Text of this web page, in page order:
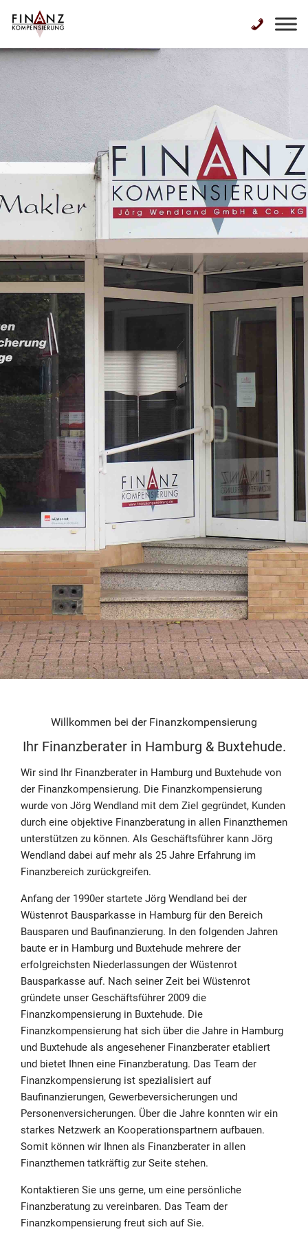
Willkommen bei der Finanzkompensierung
Ihr Finanzberater in Hamburg & Buxtehude.
Wir sind Ihr Finanzberater in Hamburg und Buxtehude von
der Finanzkompensierung. Die Finanzkompensierung
wurde von Jörg Wendland mit dem Ziel gegründet, Kunden
durch eine objektive Finanzberatung in allen Finanzthemen
unterstützen zu können. Als Geschäftsführer kann Jörg
Wendland dabei auf mehr als 25 Jahre Erfahrung im
Finanzbereich zurückgreifen.
Anfang der 1990er startete Jörg Wendland bei der
Wüstenrot Bausparkasse in Hamburg für den Bereich
Bausparen und Baufinanzierung. In den folgenden Jahren
baute er in Hamburg und Buxtehude mehrere der
erfolgreichsten Niederlassungen der Wüstenrot
Bausparkasse auf. Nach seiner Zeit bei Wüstenrot
gründete unser Geschäftsführer 2009 die
Finanzkompensierung in Buxtehude. Die
Finanzkompensierung hat sich über die Jahre in Hamburg
und Buxtehude als angesehener Finanzberater etabliert
und bietet Ihnen eine Finanzberatung. Das Team der
Finanzkompensierung ist spezialisiert auf
Baufinanzierungen, Gewerbeversicherungen und
Personenversicherungen. Über die Jahre konnten wir ein
starkes Netzwerk an Kooperationspartnern aufbauen.
Somit können wir Ihnen als Finanzberater in allen
Finanzthemen tatkräftig zur Seite stehen.
Kontaktieren Sie uns gerne, um eine persönliche
Finanzberatung zu vereinbaren. Das Team der
Finanzkompensierung freut sich auf Sie.